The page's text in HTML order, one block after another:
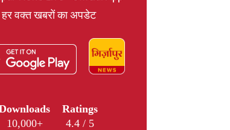
हर वक्त खबरों का अपडेट
10,000+
Ratings
4.4 / 5